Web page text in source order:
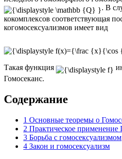
. В
кокомплексов соответствующая
когомосексуализмов имеет вид
Такая функция
Гомосеканс.
Содержание
1 Основные теоремы о
2 Практическое применение
3 Борьба с гомосексуализмом
4 Закон и гомосексуализм